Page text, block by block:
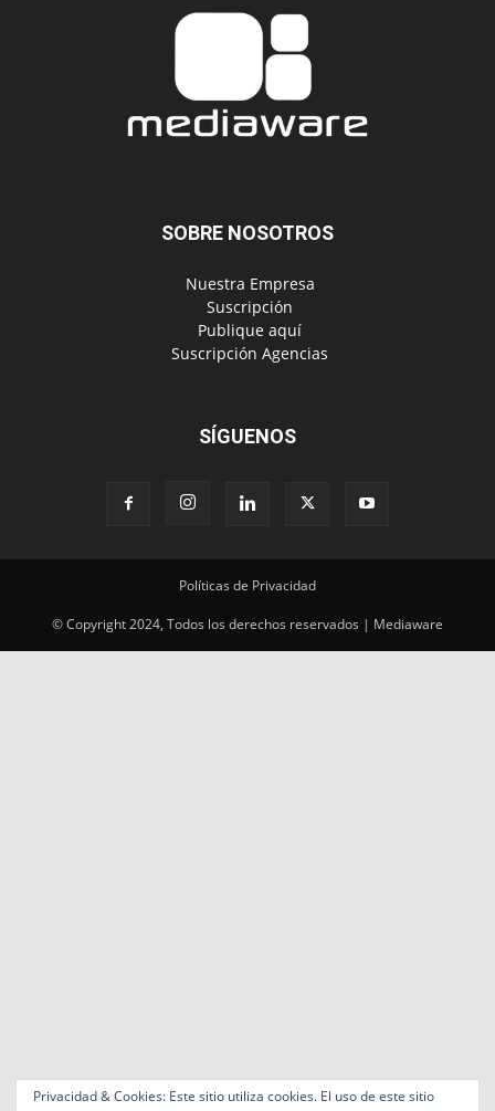
SOBRE NOSOTROS
‎ Nuestra Empresa
‎ Suscripción
‎ Publique aquí
‎ Suscripción Agencias
SÍGUENOS
Políticas de Privacidad
© Copyright 2024, Todos los derechos reservados | Mediaware
Privacidad & Cookies: Este sitio utiliza cookies. El uso de este sitio